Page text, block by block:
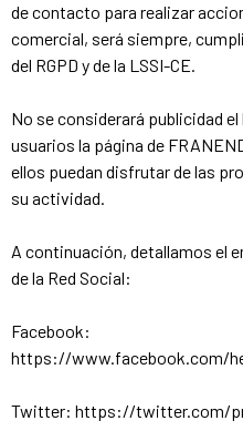
de contacto para realizar
comercial, será siempre,
del RGPD y de la LSSI-CE.
No se considerará publicidad
usuarios la página de
ellos puedan disfrutar de las
su actividad.
A continuación, detallamos el
de la Red Social:
Facebook:
https://www.facebook.com/
Twitter: https://twitter.com/